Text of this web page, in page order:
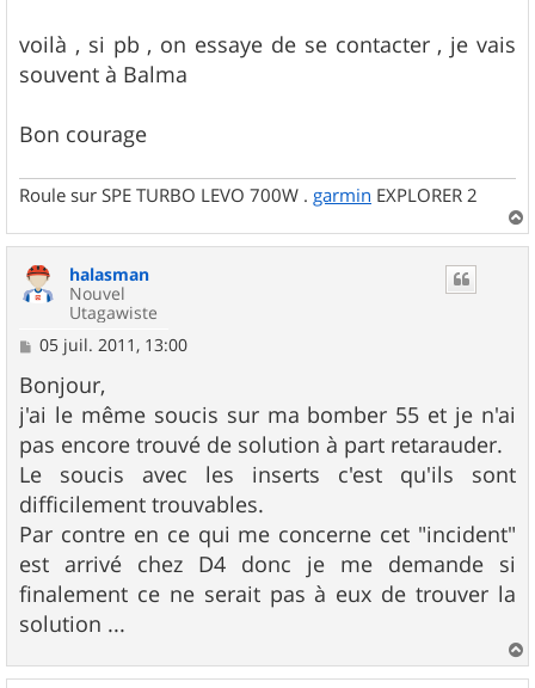
voilà , si pb , on essaye de se contacter , je vais
souvent à Balma
Bon courage
Roule sur SPE TURBO LEVO 700W . garmin EXPLORER 2
a
halasman
Nouvel
Utagawiste
M
s
s
a
g
e
05 juil. 2011, 13:00
Bonjour,
j'ai le même soucis sur ma bomber 55 et je n'ai
pas encore trouvé de solution à part retarauder.
Le soucis avec les inserts c'est qu'ils sont
difficilement trouvables.
Par contre en ce qui me concerne cet "incident"
est arrivé chez D4 donc je me demande si
finalement ce ne serait pas à eux de trouver la
solution ...
a